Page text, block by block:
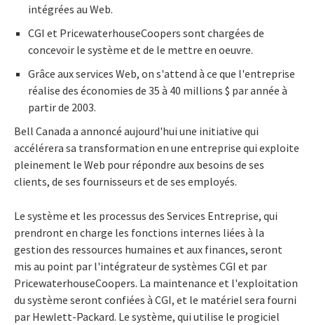
intégrées au Web.
CGI et PricewaterhouseCoopers sont chargées de
concevoir le système et de le mettre en oeuvre.
Grâce aux services Web, on s'attend à ce que l'entreprise
réalise des économies de 35 à 40 millions $ par année à
partir de 2003.
Bell Canada a annoncé aujourd'hui une initiative qui
accélérera sa transformation en une entreprise qui exploite
pleinement le Web pour répondre aux besoins de ses
clients, de ses fournisseurs et de ses employés.
Le système et les processus des Services Entreprise, qui
prendront en charge les fonctions internes liées à la
gestion des ressources humaines et aux finances, seront
mis au point par l'intégrateur de systèmes CGI et par
PricewaterhouseCoopers. La maintenance et l'exploitation
du système seront confiées à CGI, et le matériel sera fourni
par Hewlett-Packard. Le système, qui utilise le progiciel